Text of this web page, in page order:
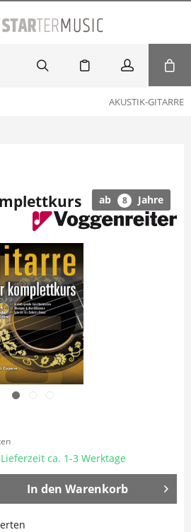
AKUSTIK-GITARRE
ab 8 Jahre
ca. 1-3 Werktage
In den Warenkorb